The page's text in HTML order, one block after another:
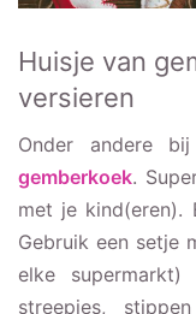
Huisje van
versieren
Onder andere
gemberkoek.
met je
Gebruik een setje
elke
streepjes,